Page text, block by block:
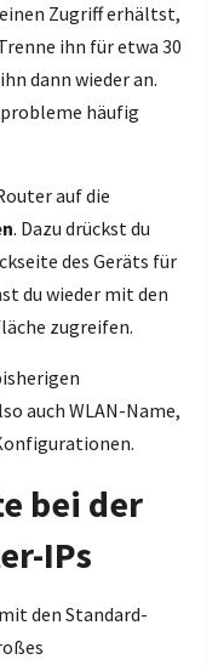
Zugriff erhältst,
ihn für etwa 30
dann wieder an.
häufig
auf die
. Dazu drückst du
des Geräts für
du wieder mit den
zugreifen.
auch WLAN-Name,
bei der
IPs
den Standard-